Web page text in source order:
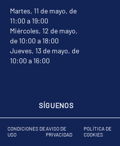
Martes, 11 de mayo, de
11:00 a 19:00
Miércoles, 12 de mayo,
de 10:00 a 18:00
Jueves, 13 de mayo, de
10:00 a 16:00
SÍGUENOS
CONDICIONES DE
USO
AVISO DE
PRIVACIDAD
POLÍTICA DE
COOKIES